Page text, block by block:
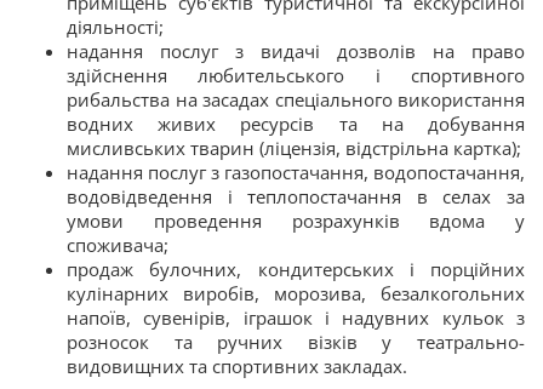
діяльності;
надання послуг з видачі дозволів на право
здійснення любительського і спортивного
рибальства на засадах спеціального використання
водних живих ресурсів та на добування
мисливських тварин (ліцензія, відстрільна картка);
надання послуг з газопостачання, водопостачання,
водовідведення і теплопостачання в селах за
умови проведення розрахунків вдома у
споживача;
продаж булочних, кондитерських і порційних
кулінарних виробів, морозива, безалкогольних
напоїв, сувенірів, іграшок і надувних кульок з
розносок та ручних візків у театрально-
видовищних та спортивних закладах.